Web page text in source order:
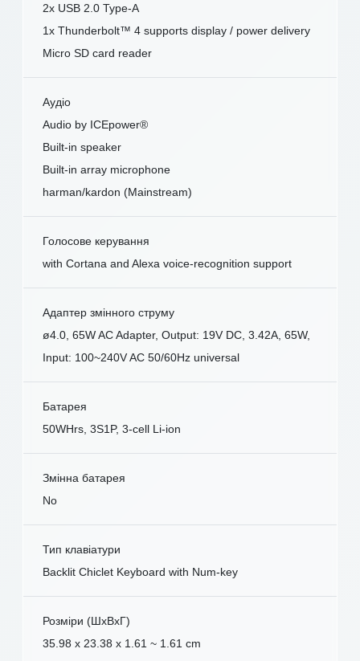
2x USB 2.0 Type-A
1x Thunderbolt™ 4 supports display / power delivery
Micro SD card reader
Аудіо
Audio by ICEpower®
Built-in speaker
Built-in array microphone
harman/kardon (Mainstream)
Голосове керування
with Cortana and Alexa voice-recognition support
Адаптер змінного струму
ø4.0, 65W AC Adapter, Output: 19V DC, 3.42A, 65W,
Input: 100~240V AC 50/60Hz universal
Батарея
50WHrs, 3S1P, 3-cell Li-ion
Змінна батарея
No
Тип клавіатури
Backlit Chiclet Keyboard with Num-key
Розміри (ШxВxГ)
35.98 x 23.38 x 1.61 ~ 1.61 cm